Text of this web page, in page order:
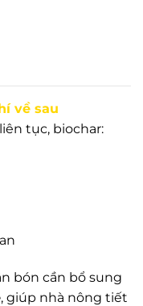
về sau
tục, biochar:
bón cần bổ sung
, giúp nhà nông tiết